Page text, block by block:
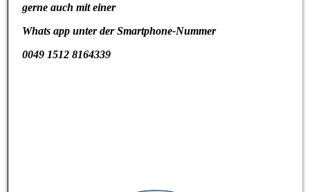
gerne auch mit einer
Whats app unter der Smartphone-Nummer
0049 1512 8164339